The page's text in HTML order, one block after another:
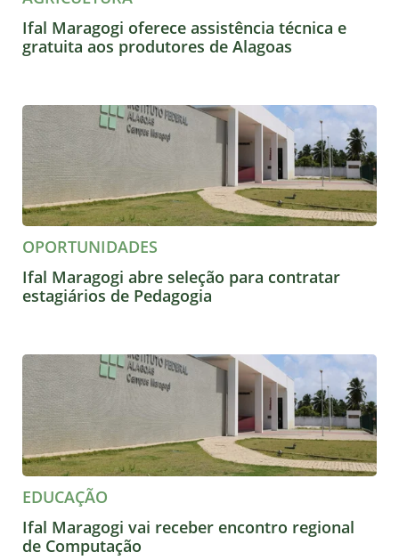
Ifal Maragogi oferece assistência técnica e
gratuita aos produtores de Alagoas
OPORTUNIDADES
Ifal Maragogi abre seleção para contratar
estagiários de Pedagogia
EDUCAÇÃO
Ifal Maragogi vai receber encontro regional
de Computação